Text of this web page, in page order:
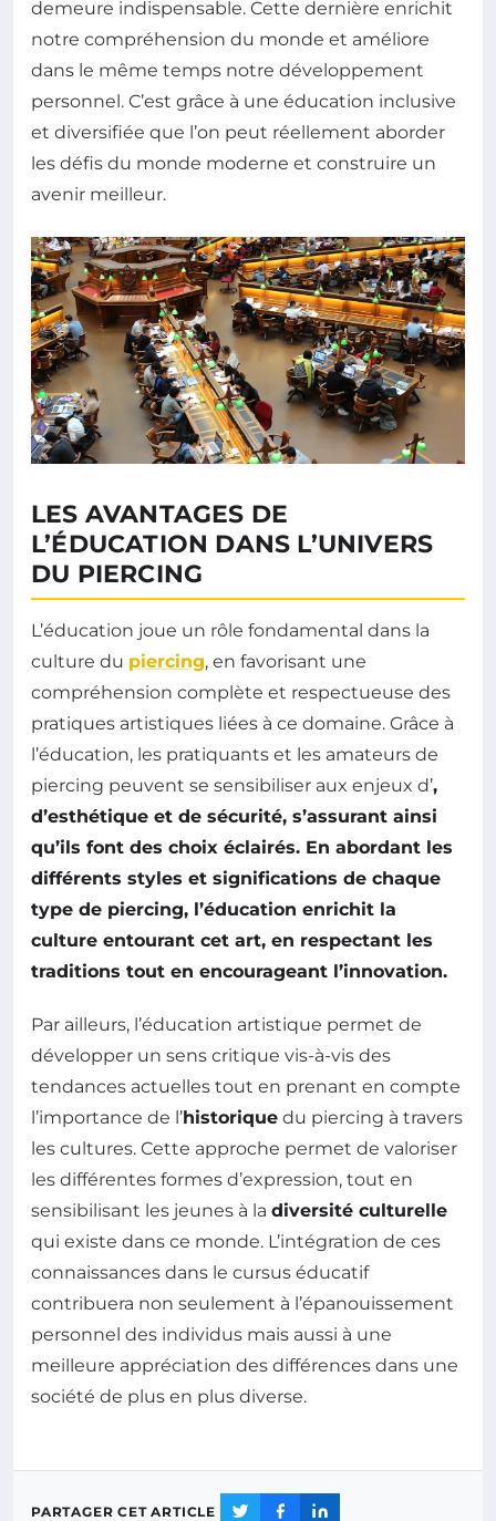
demeure indispensable. Cette dernière enrichit
notre compréhension du monde et améliore
dans le même temps notre développement
personnel. C’est grâce à une éducation inclusive
et diversifiée que l’on peut réellement aborder
les défis du monde moderne et construire un
avenir meilleur.
LES AVANTAGES DE
L’ÉDUCATION DANS L’UNIVERS
DU PIERCING
L’éducation joue un rôle fondamental dans la
culture du piercing, en favorisant une
compréhension complète et respectueuse des
pratiques artistiques liées à ce domaine. Grâce à
l’éducation, les pratiquants et les amateurs de
piercing peuvent se sensibiliser aux enjeux d’,
d’esthétique et de sécurité, s’assurant ainsi
qu’ils font des choix éclairés. En abordant les
différents styles et significations de chaque
type de piercing, l’éducation enrichit la
culture entourant cet art, en respectant les
traditions tout en encourageant l’innovation.
Par ailleurs, l’éducation artistique permet de
développer un sens critique vis-à-vis des
tendances actuelles tout en prenant en compte
l’importance de l’historique du piercing à travers
les cultures. Cette approche permet de valoriser
les différentes formes d’expression, tout en
sensibilisant les jeunes à la diversité culturelle
qui existe dans ce monde. L’intégration de ces
connaissances dans le cursus éducatif
contribuera non seulement à l’épanouissement
personnel des individus mais aussi à une
meilleure appréciation des différences dans une
société de plus en plus diverse.
PARTAGER CET ARTICLE